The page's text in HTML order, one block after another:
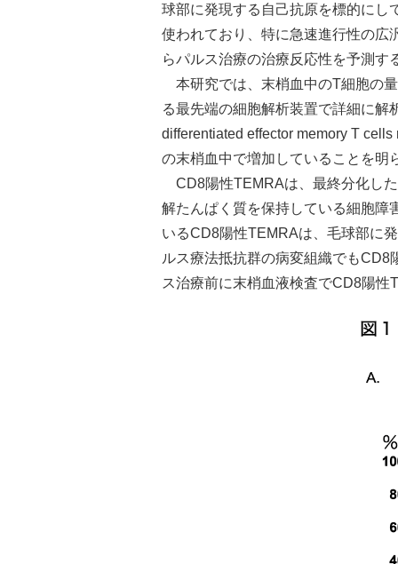
球部に発現する自己抗原を標的にし
使われており、特に急速進行性の広
らパルス治療の治療反応性を予測す
本研究では、末梢血中のT細胞の
る最先端の細胞解析装置で詳細に
differentiated effector memory T
の末梢血中で増加していることを明
CD8陽性TEMRAは、最終分化し
解たんぱく質を保持している細胞障
いるCD8陽性TEMRAは、毛球部に
ルス療法抵抗群の病変組織でも
ス治療前に末梢血液検査でCD8陽